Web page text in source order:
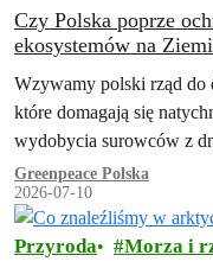
Czy Polska poprze
ekosystemów na
Wzywamy polski rząd do
które domagają się
wydobycia surowców z
Greenpeace Polska
2026-07-10
Przyroda Morza i